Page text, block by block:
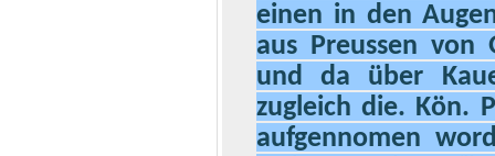
einen in den
aus Preussen
und da über
zugleich die. Kön.
aufgennomen